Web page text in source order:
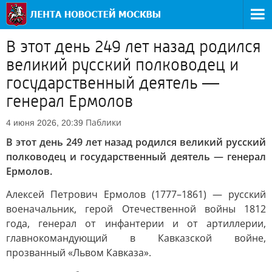
В этот день 249 лет назад родился
великий русский полководец и
государственный деятель —
генерал Ермолов
4 июня 2026, 20:39 Паблики
В этот день 249 лет назад родился великий русский
полководец и государственный деятель — генерал
Ермолов.
Алексей Петрович Ермолов (1777–1861) — русский
военачальник, герой Отечественной войны 1812
года, генерал от инфантерии и от артиллерии,
главнокомандующий в Кавказской войне,
прозванный «Львом Кавказа».